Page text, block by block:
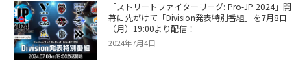
「ストリートファイターリーグ: Pro-JP 2024」開
幕に先がけて「Division発表特別番組」を7月8日
（月）19:00より配信！
2024年7月4日